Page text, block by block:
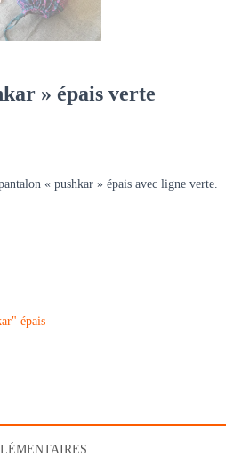
» épais verte
« pushkar » épais avec ligne verte.
épais